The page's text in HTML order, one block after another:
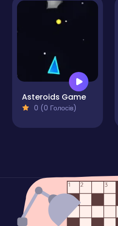
Asteroids Game
0 (0 Голосів)